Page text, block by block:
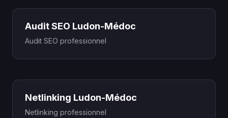
Audit SEO Ludon-Médoc
Audit SEO professionnel
Netlinking Ludon-Médoc
Netlinking professionnel